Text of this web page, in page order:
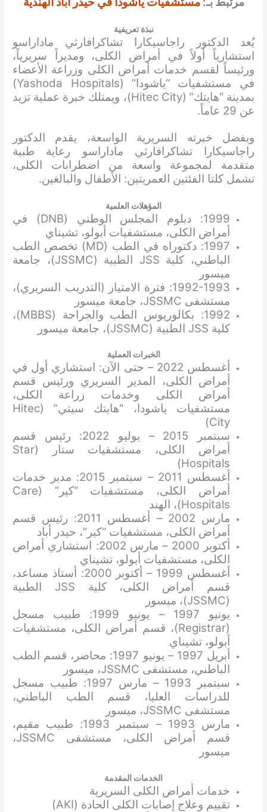
نبذة تعريفية
يُعد الدكتور راجاسيكارا تشاكرافارثي ماداراسو
استشارياً أولاً في أمراض الكلى، ومديراً سريرياً،
ورئيساً لقسم خدمات أمراض الكلى وزراعة الأعضاء
في مستشفيات “ياشودا” (Yashoda Hospitals)
بمدينة “هايتك” (Hitec City)، ويمتلك خبرة عملية تزيد
عن 29 عاماً.
وبفضل خبرته السريرية الواسعة، يقدم الدكتور
راجاسيكارا تشاكرافارثي ماداراسو رعاية طبية
متقدمة لمجموعة واسعة من اضطرابات الكلى،
تشمل كلتا الفئتين العمريتين: الأطفال والبالغين.
المؤهلات العلمية
1999: دبلوم المجلس الوطني (DNB) في
أمراض الكلى، مستشفيات أبولو، تشيناي
1997: دكتوراه في الطب (MD) تخصص الطب
الباطني، كلية JSS الطبية (JSSMC)، جامعة
ميسور
1992-1993: فترة الامتياز (التدريب السريري)،
مستشفى JSSMC، جامعة ميسور
1992: بكالوريوس الطب والجراحة (MBBS)،
كلية JSS الطبية (JSSMC)، جامعة ميسور
الخبرات العملية
أغسطس 2022 – حتى الآن: استشاري أول في
أمراض الكلى، المدير السريري ورئيس قسم
أمراض الكلى وخدمات زراعة الكلى،
مستشفيات ياشودا، “هايتك سيتي” (Hitec
City)
سبتمبر 2015 – يوليو 2022: رئيس قسم
أمراض الكلى، مستشفيات ستار (Star
Hospitals)
أغسطس 2011 – سبتمبر 2015: مدير خدمات
أمراض الكلى، مستشفيات “كير” (Care
Hospitals)، الهند
مارس 2002 – أغسطس 2011: رئيس قسم
أمراض الكلى، مستشفيات “كير”، حيدر أباد
أكتوبر 2000 – مارس 2002: استشاري أمراض
الكلى، مستشفيات أبولو، تشيناي
أغسطس 1999 – أكتوبر 2000: أستاذ مساعد،
قسم أمراض الكلى، كلية JSS الطبية
(JSSMC)، ميسور
يونيو 1997 – يونيو 1999: طبيب مسجل
(Registrar)، قسم أمراض الكلى، مستشفيات
أبولو، تشيناي
أبريل 1997 – يونيو 1997: محاضر، قسم الطب
الباطني، مستشفى JSSMC، ميسور
سبتمبر 1993 – مارس 1997: طبيب مسجل
للدراسات العليا، قسم الطب الباطني،
مستشفى JSSMC، ميسور
مارس 1993 – سبتمبر 1993: طبيب مقيم،
قسم أمراض الكلى، مستشفى JSSMC،
ميسور
الخدمات المقدمة
خدمات أمراض الكلى السريرية
تقييم وعلاج إصابات الكلى الحادة (AKI)